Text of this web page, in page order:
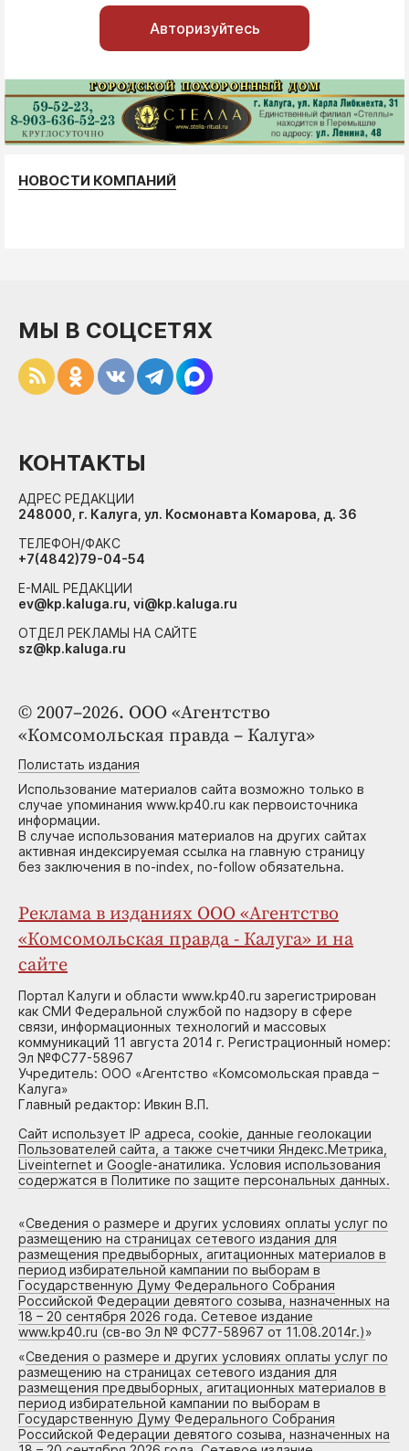
Авторизуйтесь
НОВОСТИ КОМПАНИЙ
© 2007–2026. ООО «Агентство
«Комсомольская правда – Калуга»
Полистать издания
Использование материалов сайта возможно только в
случае упоминания www.kp40.ru как первоисточника
информации.
В случае использования материалов на других сайтах
активная индексируемая ссылка на главную страницу
без заключения в no-index, no-follow обязательна.
Реклама в изданиях ООО «Агентство
«Комсомольская правда - Калуга» и на
сайте
Портал Калуги и области www.kp40.ru зарегистрирован
как СМИ Федеральной службой по надзору в сфере
связи, информационных технологий и массовых
коммуникаций 11 августа 2014 г. Регистрационный номер:
Эл №ФС77-58967
Учредитель: ООО «Агентство «Комсомольская правда –
Калуга»
Главный редактор: Ивкин В.П.
Сайт использует IP адреса, cookie, данные геолокации
Пользователей сайта, а также счетчики Яндекс.Метрика,
Liveinternet и Google-анатилика. Условия использования
содержатся в Политике по защите персональных данных.
«Сведения о размере и других условиях оплаты услуг по
размещению на страницах сетевого издания для
размещения предвыборных, агитационных материалов в
период избирательной кампании по выборам в
Государственную Думу Федерального Собрания
Российской Федерации девятого созыва, назначенных на
18 – 20 сентября 2026 года. Сетевое издание
www.kp40.ru (св-во Эл № ФС77-58967 от 11.08.2014г.)»
«Сведения о размере и других условиях оплаты услуг по
размещению на страницах сетевого издания для
размещения предвыборных, агитационных материалов в
период избирательной кампании по выборам в
Государственную Думу Федерального Собрания
Российской Федерации девятого созыва, назначенных на
МЫ В СОЦСЕТЯХ
КОНТАКТЫ
АДРЕС РЕДАКЦИИ
248000, г. Калуга, ул. Космонавта Комарова, д. 36
ТЕЛЕФОН/ФАКС
+7(4842)79-04-54
E-MAIL РЕДАКЦИИ
ev@kp.kaluga.ru, vi@kp.kaluga.ru
ОТДЕЛ РЕКЛАМЫ НА САЙТЕ
sz@kp.kaluga.ru